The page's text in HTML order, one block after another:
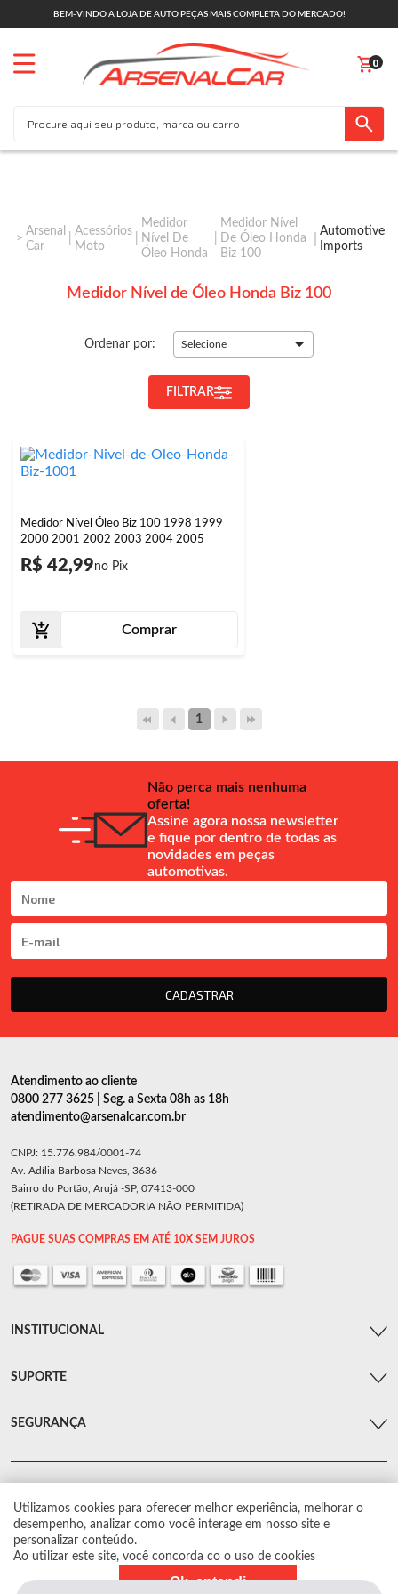
BEM-VINDO A LOJA DE AUTO PEÇAS MAIS COMPLETA DO MERCADO!
0
Arsenal
Car
Acessórios
Moto
Medidor
Nível De
Óleo Honda
Medidor Nível
De Óleo Honda
Biz 100
Automotive
Imports
Medidor Nível de Óleo Honda Biz 100
Ordenar por: Selecione
FILTRAR
Medidor Nível Óleo Biz 100 1998 1999
2000 2001 2002 2003 2004 2005
R$ 42,99
Comprar
1
Não perca mais nenhuma
oferta!
Assine agora nossa newsletter
e fique por dentro de todas as
novidades em peças
automotivas.
CADASTRAR
Utilizamos cookies para oferecer melhor experiência, melhorar o
desempenho, analizar como você interage em nosso site e
personalizar conteúdo.
Ao utilizar este site, você concorda co o uso de cookies
Ok, entendi
Atendimento ao cliente
0800 277 3625 | Seg. a Sexta 08h as 18h
atendimento@arsenalcar.com.br
CNPJ: 15.776.984/0001-74
Av. Adília Barbosa Neves, 3636
Bairro do Portão, Arujá -SP, 07413-000
(RETIRADA DE MERCADORIA NÃO PERMITIDA)
PAGUE SUAS COMPRAS EM ATÉ 10X SEM JUROS
INSTITUCIONAL
SUPORTE
SEGURANÇA
© Arsenal Car. Todos os direitos reservados.
Proibida reprodução total ou parcial. Preços e estoque sujeito a alterações sem
aviso prévio.